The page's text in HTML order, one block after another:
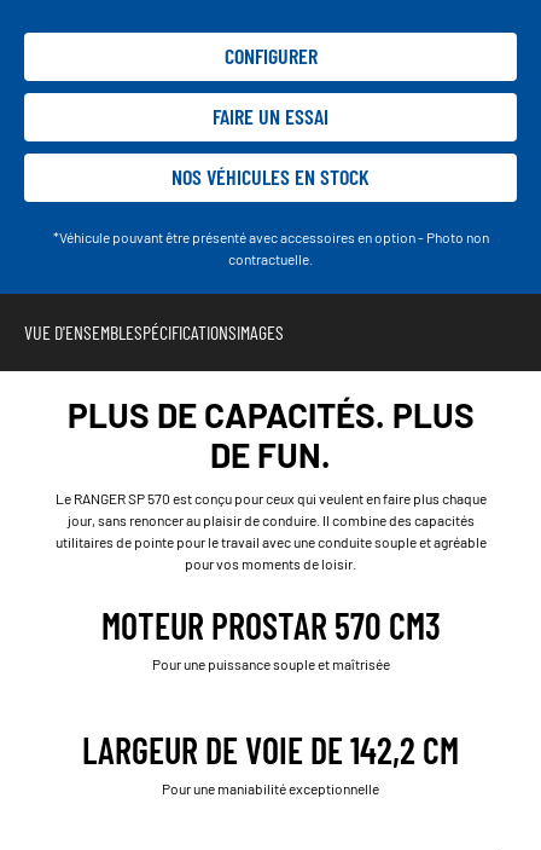
CONFIGURER
FAIRE UN ESSAI
NOS VÉHICULES EN STOCK
*Véhicule pouvant être présenté avec accessoires en option - Photo non
contractuelle.
VUE D'ENSEMBLESPÉCIFICATIONSIMAGES
PLUS DE CAPACITÉS. PLUS
DE FUN.
Le RANGER SP 570 est conçu pour ceux qui veulent en faire plus chaque
jour, sans renoncer au plaisir de conduire. Il combine des capacités
utilitaires de pointe pour le travail avec une conduite souple et agréable
pour vos moments de loisir.
MOTEUR PROSTAR 570 CM3
Pour une puissance souple et maîtrisée
LARGEUR DE VOIE DE 142,2 CM
Pour une maniabilité exceptionnelle